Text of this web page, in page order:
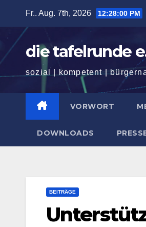
springen
Fr.. Aug. 7th, 2026 12:28:02 PM
die tafelrunde
sozial | kompetent |
VORWORT
DOWNLOADS
BEITRÄGE